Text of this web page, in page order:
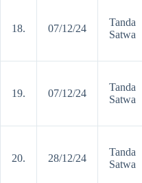
18. 07/12/24
Tanda
Satwa
19. 07/12/24
Tanda
Satwa
20. 28/12/24
Tanda
Satwa